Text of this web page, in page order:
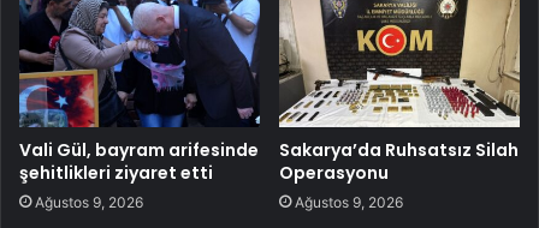
Vali Gül, bayram arifesinde
şehitlikleri ziyaret etti
Ağustos 9, 2026
Sakarya’da Ruhsatsız Silah
Operasyonu
Ağustos 9, 2026